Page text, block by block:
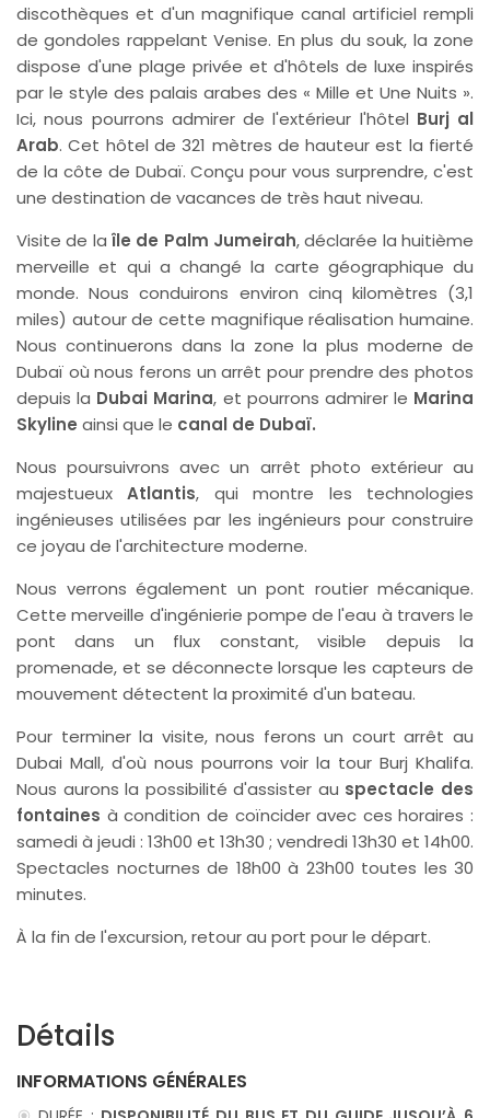
discothèques et d'un magnifique canal artificiel rempli
de gondoles rappelant Venise. En plus du souk, la zone
dispose d'une plage privée et d'hôtels de luxe inspirés
par le style des palais arabes des « Mille et Une Nuits ».
Ici, nous pourrons admirer de l'extérieur l'hôtel Burj al
Arab. Cet hôtel de 321 mètres de hauteur est la fierté
de la côte de Dubaï. Conçu pour vous surprendre, c'est
une destination de vacances de très haut niveau.
Visite de la île de Palm Jumeirah, déclarée la huitième
merveille et qui a changé la carte géographique du
monde. Nous conduirons environ cinq kilomètres (3,1
miles) autour de cette magnifique réalisation humaine.
Nous continuerons dans la zone la plus moderne de
Dubaï où nous ferons un arrêt pour prendre des photos
depuis la Dubai Marina, et pourrons admirer le Marina
Skyline ainsi que le canal de Dubaï.
Nous poursuivrons avec un arrêt photo extérieur au
majestueuxAtlantis, qui montre les technologies
ingénieuses utilisées par les ingénieurs pour construire
ce joyau de l'architecture moderne.
Nous verrons également un pont routier mécanique.
Cette merveille d'ingénierie pompe de l'eau à travers le
pont dans un flux constant, visible depuis la
promenade, et se déconnecte lorsque les capteurs de
mouvement détectent la proximité d'un bateau.
Pour terminer la visite, nous ferons un court arrêt au
Dubai Mall, d'où nous pourrons voir la tour Burj Khalifa.
Nous aurons la possibilité d'assister au spectacle des
fontaines à condition de coïncider avec ces horaires :
samedi à jeudi : 13h00 et 13h30 ; vendredi 13h30 et 14h00.
Spectacles nocturnes de 18h00 à 23h00 toutes les 30
minutes.
À la fin de l'excursion, retour au port pour le départ.
Détails
INFORMATIONS GÉNÉRALES